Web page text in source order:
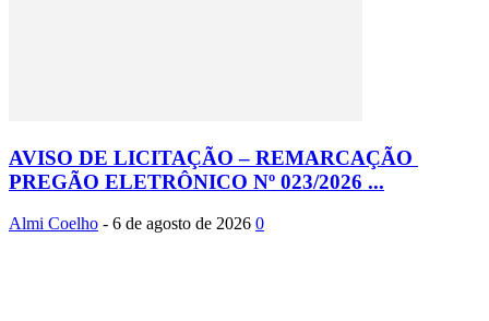
AVISO DE LICITAÇÃO – REMARCAÇÃO
PREGÃO ELETRÔNICO Nº 023/2026 ...
Almi Coelho - 6 de agosto de 2026 0